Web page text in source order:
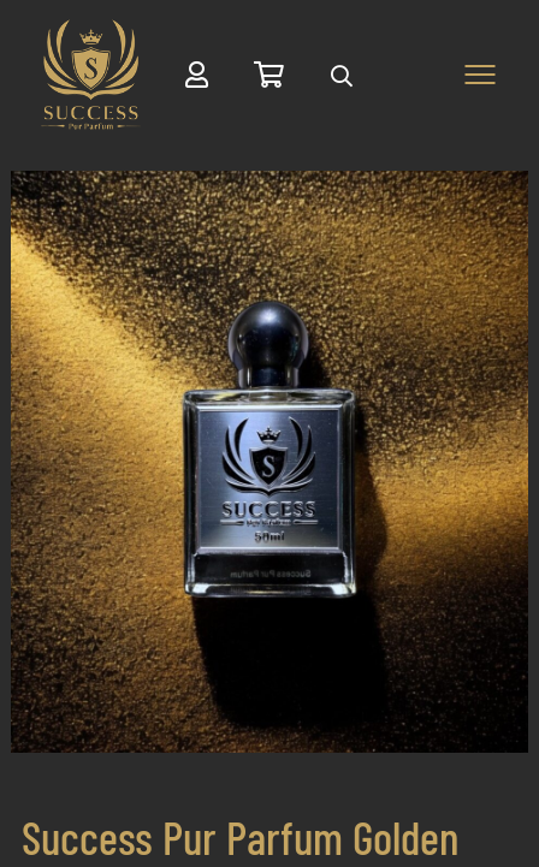
Suche
Success Pur Parfum Golden